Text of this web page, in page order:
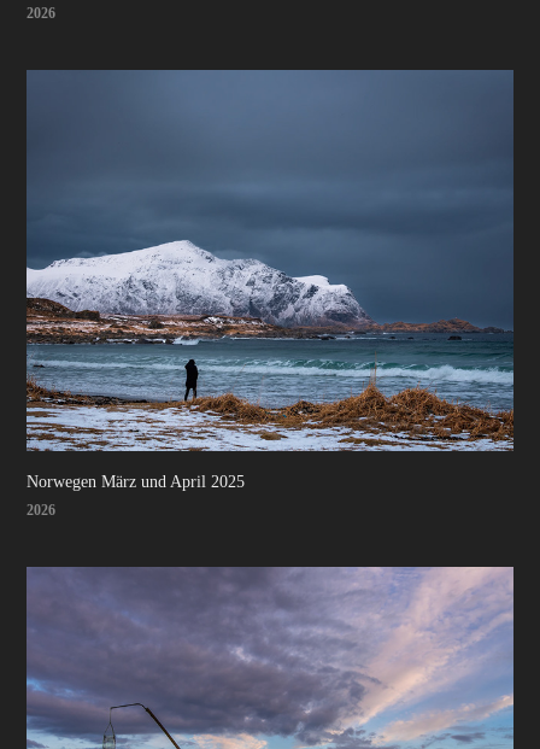
2026
Norwegen März und April 2025
2026